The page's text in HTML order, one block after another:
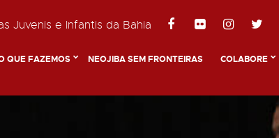
Juvenis e Infantis da Bahia
QUE FAZEMOS NEOJIBA SEM FRONTEIRAS COLABORE